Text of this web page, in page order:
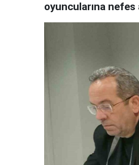
oyuncularına nefes